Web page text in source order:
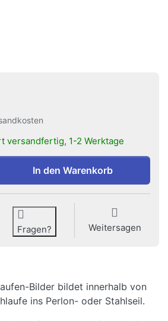
versandfertig, 1-2 Werktage
Bilder eckig zu 1,50 €, Menge
In den Warenkorb
Fragen? Weitersagen
Bilder bildet innerhalb von
ins Perlon- oder Stahlseil.